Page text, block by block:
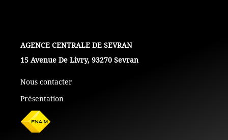
NOTRE AGENCE
L'AGENCE
15 Avenue De Livry, 93270 Sevran
Nous contacter
Présentation